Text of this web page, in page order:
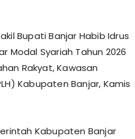
Bupati Banjar Habib Idrus
Modal Syariah Tahun 2026
Rakyat, Kawasan
Kabupaten Banjar, Kamis
Kabupaten Banjar